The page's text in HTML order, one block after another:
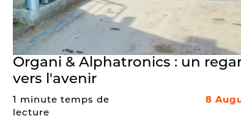
Organi & Alphatronics : un
vers l'avenir
1 minute temps de
lecture
8